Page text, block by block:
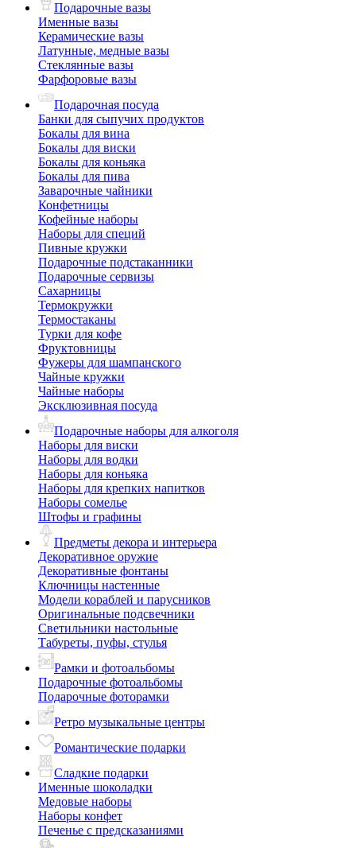
Подарочные вазы
Именные вазы
Керамические вазы
Латунные, медные вазы
Стеклянные вазы
Фарфоровые вазы
Подарочная посуда
Банки для сыпучих продуктов
Бокалы для вина
Бокалы для виски
Бокалы для коньяка
Бокалы для пива
Заварочные чайники
Конфетницы
Кофейные наборы
Наборы для специй
Пивные кружки
Подарочные подстаканники
Подарочные сервизы
Сахарницы
Термокружки
Термостаканы
Турки для кофе
Фруктовницы
Фужеры для шампанского
Чайные кружки
Чайные наборы
Эксклюзивная посуда
Подарочные наборы для алкоголя
Наборы для виски
Наборы для водки
Наборы для коньяка
Наборы для крепких напитков
Наборы сомелье
Штофы и графины
Предметы декора и интерьера
Декоративное оружие
Декоративные фонтаны
Ключницы настенные
Модели кораблей и парусников
Оригинальные подсвечники
Светильники настольные
Табуреты, пуфы, стулья
Рамки и фотоальбомы
Подарочные фотоальбомы
Подарочные фоторамки
Ретро музыкальные центры
Романтические подарки
Сладкие подарки
Именные шоколадки
Медовые наборы
Наборы конфет
Печенье с предсказаниями